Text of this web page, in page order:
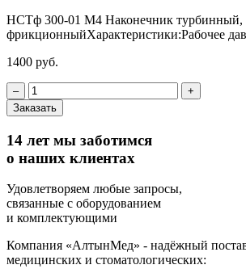
НСТф 300-01 М4 Наконечник турбинный,
фрикционныйХарактеристики:Рабочее
1400 руб.
‒
+
Заказать
14 лет мы заботимся
о наших клиентах
Удовлетворяем любые запросы,
связанные с оборудованием
и комплектующими
Компания «АлтынМед» - надёжный
медицинских и стоматологических: